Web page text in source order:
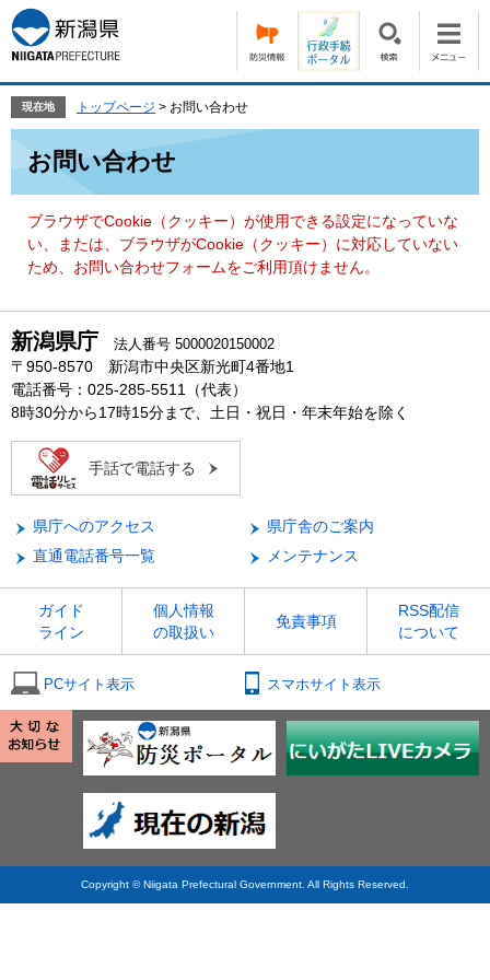
ー
ジ
の
頭
す。
ニ
ュ
ー
飛
て
現在地 トップページ > お問い合わせ
お問い合わせ
ブラウザでCookie（クッキー）が使用できる設定になっていな
い、または、ブラウザがCookie（クッキー）に対応していない
ため、お問い合わせフォームをご利用頂けません。
新潟県庁 法人番号 5000020150002
〒950-8570 新潟市中央区新光町4番地1
電話番号：025-285-5511（代表）
8時30分から17時15分まで、土日・祝日・年末年始を除く
手話で電話する
県庁へのアクセス
県庁舎のご案内
直通電話番号一覧
メンテナンス
ガイド
ライン
個人情報
の取扱い
免責事項
RSS配信
について
PCサイト表示 スマホサイト表示
Copyright © Niigata Prefectural Government. All Rights Reserved.